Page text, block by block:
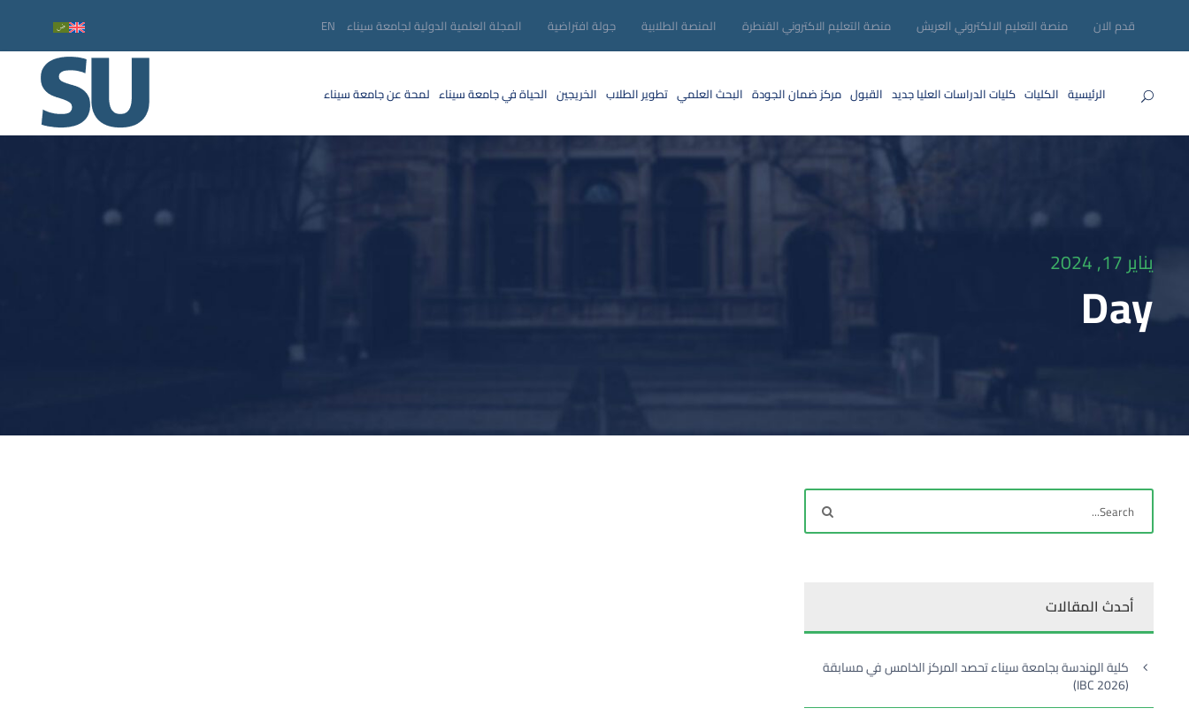
قدم الان منصة التعليم الالكتروني العريش منصة التعليم الاكتروني القنطرة المنصة الطلابية جولة افتراضية المجلة العلمية الدولية لجامعة سيناء EN
الرئيسية الكليات كليات الدراسات العلياجديد القبول مركز ضمان الجودة البحث العلمي تطوير الطلاب الخريجين الحياة في جامعة سيناء لمحة عن جامعة سيناء
يناير 17, 2024
Day
أحدث المقالات
كلية الهندسة بجامعة سيناء تحصد المركز الخامس في مسابقة
(IBC 2026)